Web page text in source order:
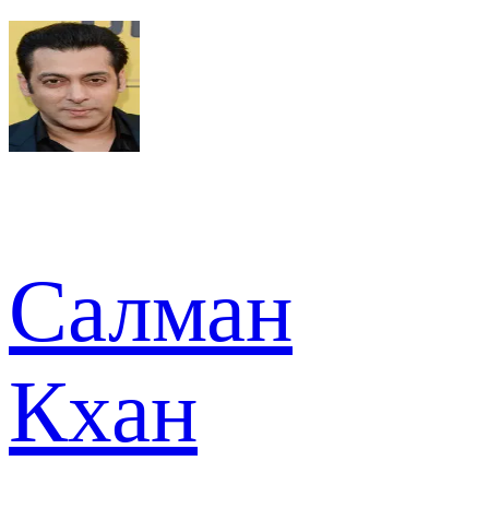
Салман
Кхан